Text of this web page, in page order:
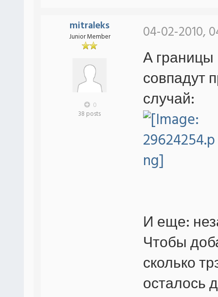
mitraleks
Junior Member
0
38 posts
04-02-2010,
А границы
совпадут
случай:
И еще:
Чтобы
сколько
осталось